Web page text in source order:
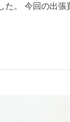
た。 今回の出張